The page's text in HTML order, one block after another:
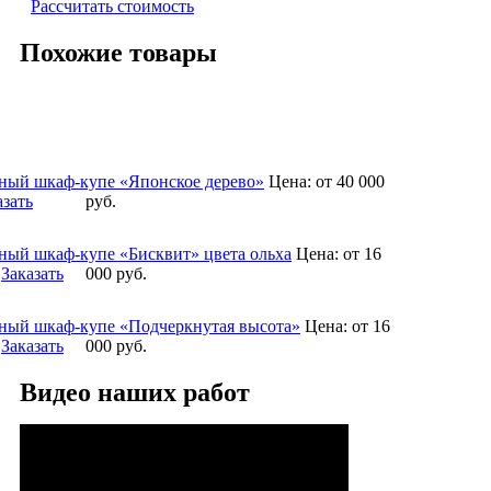
Рассчитать стоимость
Похожие товары
шкаф-купе «Японское дерево» Цена: от 40 000
руб.
шкаф-купе «Бисквит» цвета ольха Цена: от 16
000руб.
Заказать
шкаф-купе «Подчеркнутая высота» Цена: от 16
000руб.
Заказать
Видео наших работ